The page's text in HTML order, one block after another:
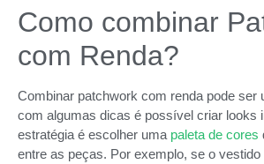
Como combinar
com Renda?
Combinar patchwork com renda pode ser
com algumas dicas é possível criar looks
estratégia é escolher uma paleta de cores
entre as peças. Por exemplo, se o vestido